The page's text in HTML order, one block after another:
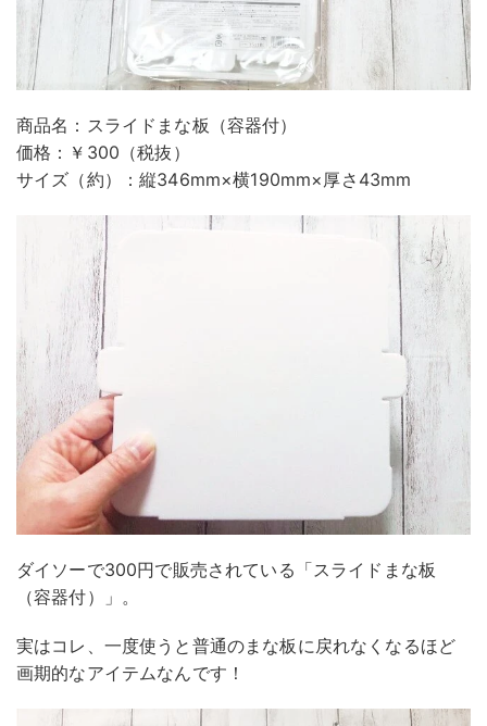
商品名：スライドまな板（容器付）
価格：￥300（税抜）
サイズ（約）：縦346mm×横190mm×厚さ43mm
ダイソーで300円で販売されている「スライドまな板
（容器付）」。
実はコレ、一度使うと普通のまな板に戻れなくなるほど
画期的なアイテムなんです！